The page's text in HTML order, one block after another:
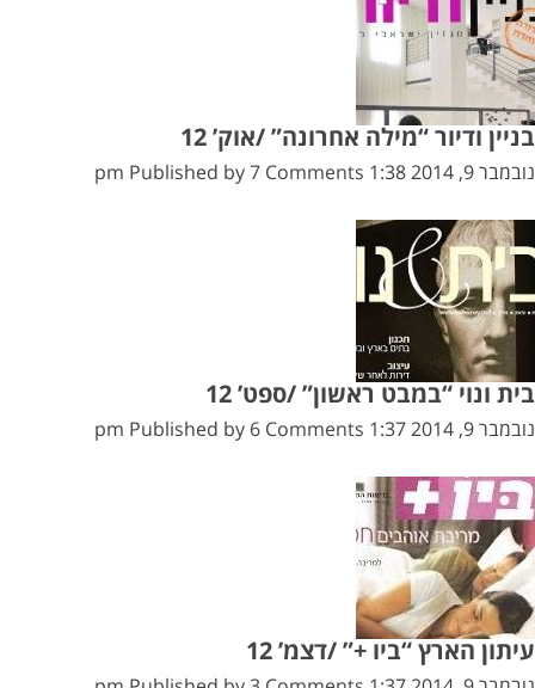
בניין ודיור “מילה אחרונה” /אוק’ 12
נובמבר 9, 2014 1:38 pm Published by 7 Comments
בית ונוי “במבט ראשון” /ספט’ 12
נובמבר 9, 2014 1:37 pm Published by 6 Comments
עיתון הארץ “ביו +” /דצמ’ 12